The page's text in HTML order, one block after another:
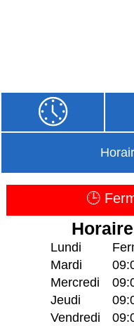
🕒
Lundi
Mardi
Mercredi
Jeudi
Vendredi